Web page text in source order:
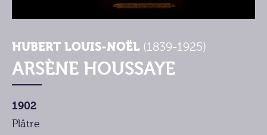
HUBERT LOUIS-NOËL (1839-1925)
ARSÈNE HOUSSAYE
1902
Plâtre